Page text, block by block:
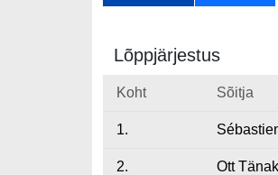
Lõppjärjestus
Koht Sõitja
1.
2. Ott Tänak